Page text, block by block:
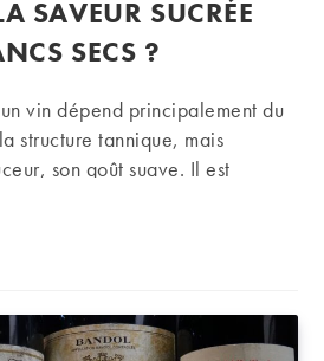
SAVEUR SUCRÉE
SECS ?
vin dépend principalement du
structure tannique, mais
son goût suave. Il est
sucrée ... sans sucre.
résiduels comme c’est le cas
?
vient la saveur sucrée des vins blancs secs ?